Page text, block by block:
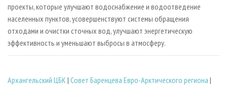
проекты, которые улучшают водоснабжение и водоотведение
населенных пунктов, усовершенствуют системы обращения
отходами и очистки сточных вод, улучшают энергетическую
эффективность и уменьшают выбросы в атмосферу.
Архангельский ЦБК | Совет Баренцева Евро-Арктического региона |